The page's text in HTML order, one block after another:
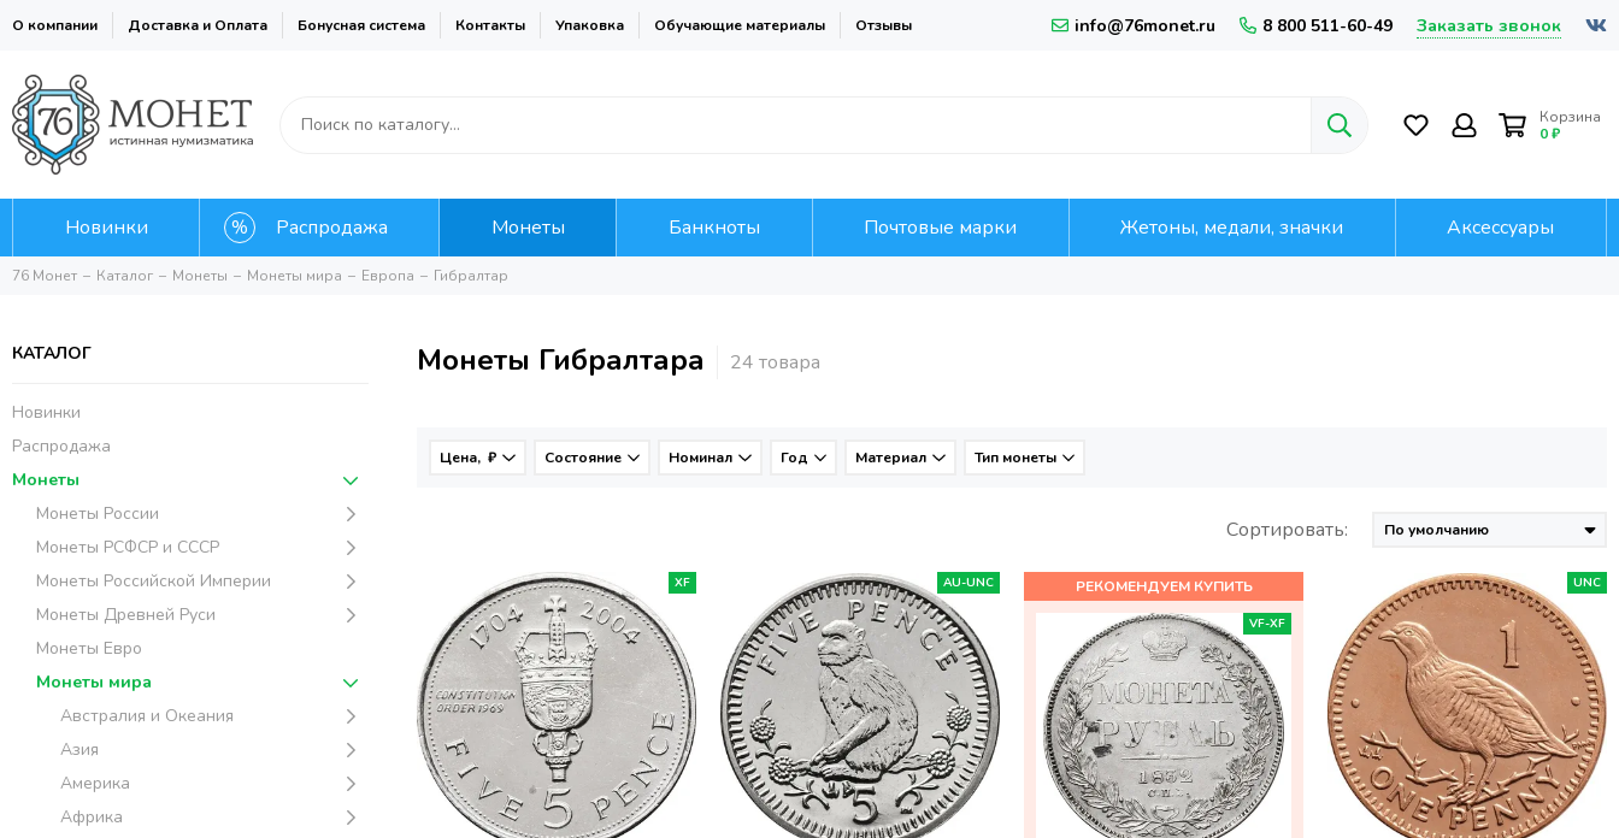
О компании Доставка и Оплата Бонусная система Контакты Упаковка Обучающие материалы Отзывы info@76monet.ru 8 800 511-60-49 Заказать звонок
Корзина
0 ₽
Новинки Распродажа Монеты Банкноты Почтовые марки Жетоны, медали, значки Аксессуары
76 Монет Каталог Монеты Монеты мира Европа Гибралтар
КАТАЛОГ
Новинки
Распродажа
Монеты
Монеты России
Монеты РСФСР и СССР
Монеты Российской Империи
Монеты Древней Руси
Монеты Евро
Монеты мира
Австралия и Океания
Азия
Америка
Африка
Монеты Гибралтара
Цена, ₽ Состояние Номинал Год Материал Тип монеты
Сортировать:
XF AU-UNC
VF-XF
UNC